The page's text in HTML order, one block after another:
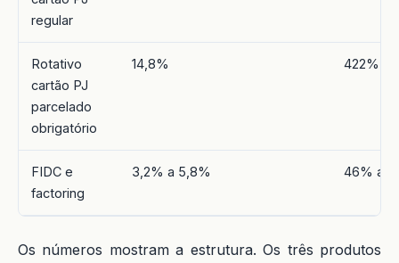
regular
Rotativo
cartão PJ
parcelado
obrigatório
14,8% 422%
FIDC e
factoring
3,2% a 5,8% 46% a
Os números mostram a estrutura. Os três produtos